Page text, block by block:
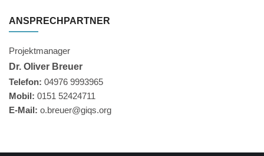
ANSPRECHPARTNER
Projektmanager
Dr. Oliver Breuer
Telefon: 04976 9993965
Mobil: 0151 52424711
E-Mail: o.breuer@giqs.org